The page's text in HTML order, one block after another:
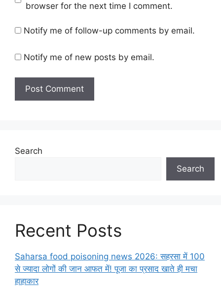
browser for the next time I comment.
Notify me of follow-up comments by email.
Notify me of new posts by email.
Search
Search
Recent Posts
Saharsa food poisoning news 2026: सहरसा में 100
से ज्यादा लोगों की जान आफत में! पूजा का प्रसाद खाते ही मचा
हाहाकार